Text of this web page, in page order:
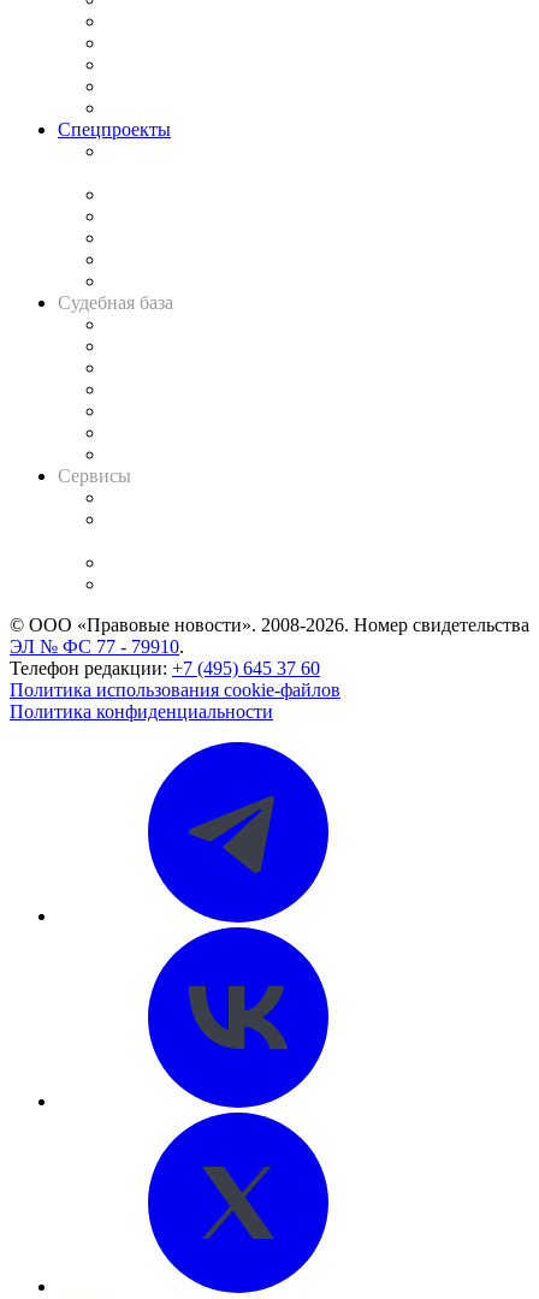
Спецпроекты
Судебная база
Сервисы
© ООО «Правовые новости». 2008-2026. Номер свидетельства
ЭЛ № ФС 77 - 79910.
Телефон редакции: +7 (495) 645 37 60
Политика использования cookie-файлов
Политика конфиденциальности